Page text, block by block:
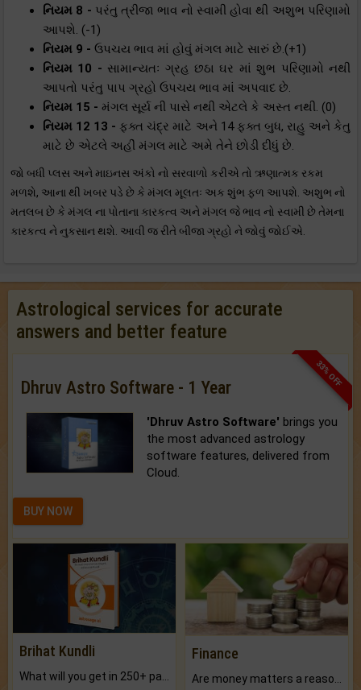
નિયમ 8 - પરંતુ ત્રીજા ભાવ નો સ્વામી હોવા થી અશુભ પરિણામો
આપશે. (-1)
નિયમ 9 - ઉપચય ભાવ માં હોવું મંગલ માટે સારું છે.(+1)
નિયમ 10 - સામાન્યતઃ ગ્રહ છઠા ઘર માં શુભ પરિણામો નથી
આપતો પરંતુ પાપ ગ્રહો ઉપચય ભાવ માં અપવાદ છે.
નિયમ 15 - મંગલ સૂર્ય ની પાસે નથી એટલે કે અસ્ત નથી. (0)
નિયમ 12 13 - ફક્ત ચંદ્ર માટે અને 14 ફક્ત બુધ, રાહુ અને કેતુ
માટે છે એટલે અહીં મંગલ માટે અમે તેને છોડી દીધું છે.
જો બધી પ્લસ અને માઇનસ અંકો નો સરવાળો કરીએ તો ઋણાત્મક રકમ
મળશે, આના થી ખબર પડે છે કે મંગલ મૂલતઃ અક શુંભ ફળ આપશે. અશુભ નો
મતલબ છે કે મંગલ ના પોતાના કારકત્વ અને મંગલ જે ભાવ નો સ્વામી છે તેમના
કારકત્વ ને નુકસાન થશે. આવી જ રીતે બીજા ગ્રહો ને જોવું જોઈએ.
Astrological services for accurate
answers and better feature
33% OFF
Dhruv Astro Software - 1 Year
'Dhruv Astro Software' brings you
the most advanced astrology
software features, delivered from
Cloud.
BUY NOW
Brihat Kundli Finance